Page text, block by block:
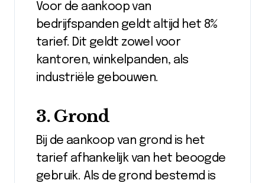
Voor de aankoop van
bedrijfspanden geldt altijd het 8%
tarief. Dit geldt zowel voor
kantoren, winkelpanden, als
industriële gebouwen.
3. Grond
Bij de aankoop van grond is het
tarief afhankelijk van het beoogde
gebruik. Als de grond bestemd is